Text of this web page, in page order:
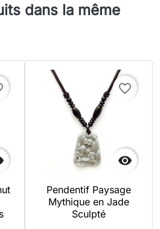
dans la même

favorite_border
Pendentif Paysage
Mythique en Jade
Sculpté